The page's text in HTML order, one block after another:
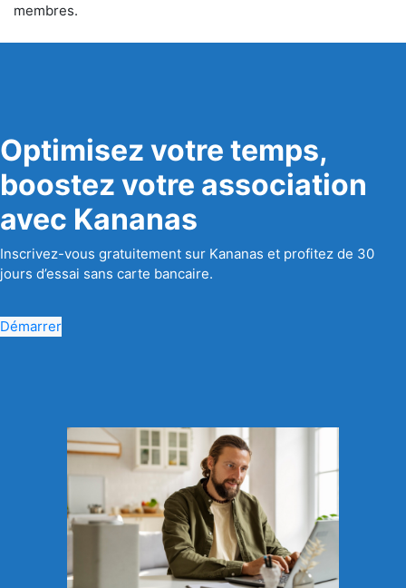
membres.
Optimisez votre temps,
boostez votre association
avec Kananas
Inscrivez-vous gratuitement sur Kananas et profitez de 30
jours d’essai sans carte bancaire.
Démarrer